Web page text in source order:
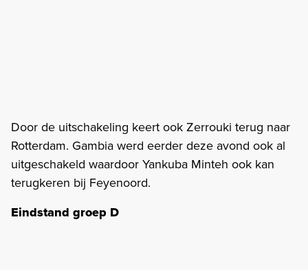
Door de uitschakeling keert ook Zerrouki terug naar
Rotterdam. Gambia werd eerder deze avond ook al
uitgeschakeld waardoor Yankuba Minteh ook kan
terugkeren bij Feyenoord.
Eindstand groep D